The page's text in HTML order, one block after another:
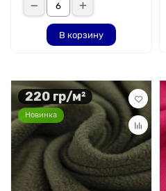
В корзину
220 гр/м²
Новинка